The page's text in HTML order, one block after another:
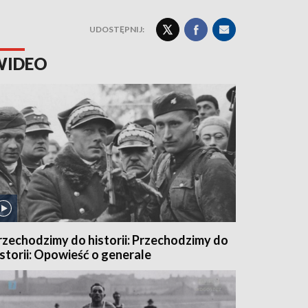
UDOSTĘPNIJ:
do historii: Przechodzimy do
Opowieść o generale